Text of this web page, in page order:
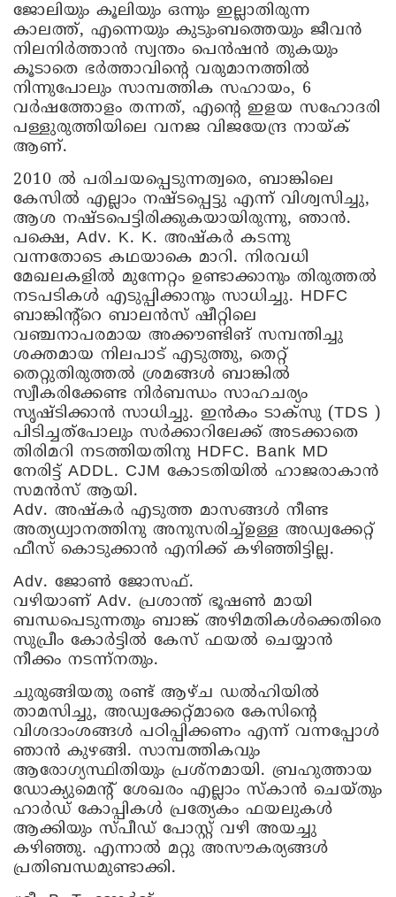
ജോലിയും കൂലിയും ഒന്നും ഇല്ലാതിരുന്ന
കാലത്ത്, എന്നെയും കുടുംബത്തെയും ജീവൻ
നിലനിർത്താൻ സ്വന്തം പെൻഷൻ തുകയും
കൂടാതെ ഭർത്താവിന്റെ വരുമാനത്തിൽ
നിന്നുപോലും സാമ്പത്തിക സഹായം, 6
വർഷത്തോളം തന്നത്, എന്റെ ഇളയ സഹോദരി
പള്ളുരുത്തിയിലെ വനജ വിജയേന്ദ്ര നായ്ക്
ആണ്.
2010 ൽ പരിചയപ്പെടുന്നത്വരെ, ബാങ്കിലെ
കേസിൽ എല്ലാം നഷ്ടപ്പെട്ടു എന്ന് വിശ്വസിച്ചു,
ആശ നഷ്ടപെട്ടിരിക്കുകയായിരുന്നു, ഞാൻ.
പക്ഷെ, Adv. K. K. അഷ്‌കർ കടന്നു
വന്നതോടെ കഥയാകെ മാറി. നിരവധി
മേഖലകളിൽ മുന്നേറ്റം ഉണ്ടാക്കാനും തിരുത്തൽ
നടപടികൾ എടുപ്പിക്കാനും സാധിച്ചു. HDFC
ബാങ്കിന്റ്റെ ബാലൻസ് ഷീറ്റിലെ
വഞ്ചനാപരമായ അക്കൗണ്ടിങ് സമ്പന്തിച്ചു
ശക്തമായ നിലപാട് എടുത്തു, തെറ്റ്
തെറ്റുതിരുത്തൽ ശ്രമങ്ങൾ ബാങ്കിൽ
സ്വീകരിക്കേണ്ട നിർബന്ധം സാഹചര്യം
സൃഷ്ടിക്കാൻ സാധിച്ചു. ഇൻകം ടാക്സു (TDS )
പിടിച്ചത്പോലും സർക്കാറിലേക്ക് അടക്കാതെ
തിരിമറി നടത്തിയതിനു HDFC. Bank MD
നേരിട്ട് ADDL. CJM കോടതിയിൽ ഹാജരാകാൻ
സമൻസ് ആയി.
Adv. അഷ്‌കർ എടുത്ത മാസങ്ങൾ നീണ്ട
അത്യധ്വാനത്തിനു അനുസരിച്ച്ഉള്ള അഡ്വക്കേറ്റ്
ഫീസ് കൊടുക്കാൻ എനിക്ക് കഴിഞ്ഞിട്ടില്ല.
Adv. ജോൺ ജോസഫ്.
വഴിയാണ് Adv. പ്രശാന്ത് ഭൂഷൺ മായി
ബന്ധപെടുന്നതും ബാങ്ക് അഴിമതികൾക്കെതിരെ
സുപ്രീം കോർട്ടിൽ കേസ് ഫയൽ ചെയ്യാൻ
നീക്കം നടന്ന്നതും.
ചുരുങ്ങിയതു രണ്ട് ആഴ്ച ഡൽഹിയിൽ
താമസിച്ചു, അഡ്വക്കേറ്റ്മാരെ കേസിന്റെ
വിശദാംശങ്ങൾ പഠിപ്പിക്കണം എന്ന് വന്നപ്പോൾ
ഞാൻ കുഴങ്ങി. സാമ്പത്തികവും
ആരോഗ്യസ്ഥിതിയും പ്രശ്നമായി. ബ്രഹുത്തായ
ഡോക്യുമെന്റ് ശേഖരം എല്ലാം സ്കാൻ ചെയ്തും
ഹാർഡ് കോപ്പികൾ പ്രത്യേകം ഫയലുകൾ
ആക്കിയും സ്‌പീഡ്‌ പോസ്റ്റ്‌ വഴി അയച്ചു
കഴിഞ്ഞു. എന്നാൽ മറ്റു അസൗകര്യങ്ങൾ
പ്രതിബന്ധമുണ്ടാക്കി.